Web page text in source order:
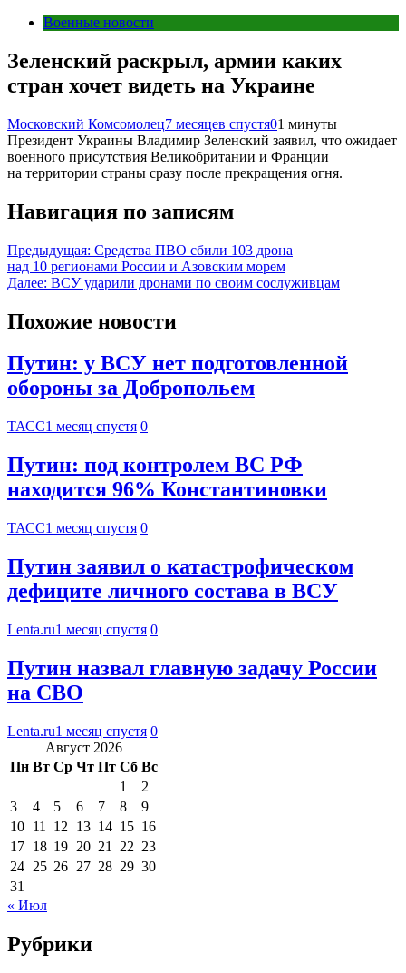
Военные новости
Зеленский раскрыл, армии каких
стран хочет видеть на Украине
Московский Комсомолец7 месяцев спустя01 минуты
Президент Украины Владимир Зеленский заявил, что ожидает
военного присутствия Великобритании и Франции
на территории страны сразу после прекращения огня.
Навигация по записям
Предыдущая: Средства ПВО сбили 103 дрона
над 10 регионами России и Азовским морем
Далее: ВСУ ударили дронами по своим сослуживцам
Похожие новости
Путин: у ВСУ нет подготовленной
обороны за Добропольем
ТАСС1 месяц спустя 0
Путин: под контролем ВС РФ
находится 96% Константиновки
ТАСС1 месяц спустя 0
Путин заявил о катастрофическом
дефиците личного состава в ВСУ
Lenta.ru1 месяц спустя 0
Путин назвал главную задачу России
на СВО
Lenta.ru1 месяц спустя 0
Август 2026
Пн Вт Ср Чт Пт Сб Вс
1
2
3
4 5 6 7 8
9
10 11 12 13 14 15 16
17 18 19 20 21 22 23
24 25 26 27 28 29 30
31
« Июл
Рубрики